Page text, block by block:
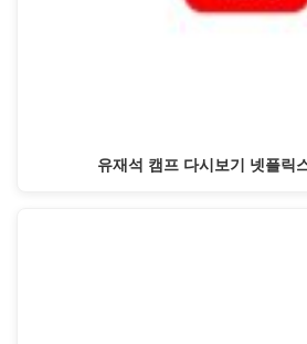
유재석 캠프 다시보기 넷플릭